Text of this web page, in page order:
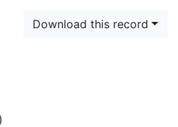
Download this record